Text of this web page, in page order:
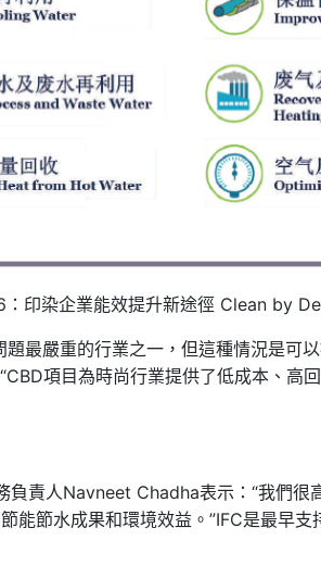
印染企業能效提升新途徑 Clean by
最嚴重的行業之一，但這種情況是可
項目為時尚行業提供了低成本、高
負責人Navneet Chadha表示：“我們
能節水成果和環境效益。”IFC是最早支